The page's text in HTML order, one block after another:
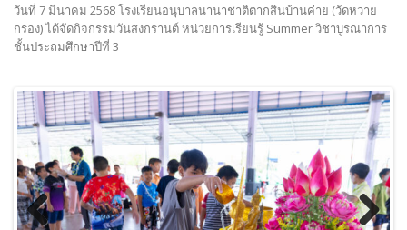
วันที่ 7 มีนาคม 2568 โรงเรียนอนุบาลนานาชาติตากสินบ้านค่าย (วัดหวาย
กรอง) ได้จัดกิจกรรมวันสงกรานต์ หน่วยการเรียนรู้ Summer วิชาบูรณาการ
ชั้นประถมศึกษาปีที่ 3